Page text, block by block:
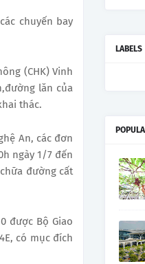
chuyến bay
(CHK) Vinh
đường lăn của
thác.
An, các đơn
ngày 1/7 đến
đường cất
được Bộ Giao
có mục đích
LABELS